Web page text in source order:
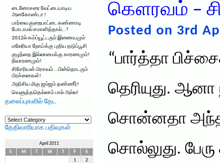
டைனோசரை வேட்டையாடிய
அனகோண்டா !
பார்வை குறைபாட்டை கண்ணாடி
போடாமல் சமாளித்தால்…?
2012ல் கம்ப்யூட்டரும் இணையமும்
மலேரியா நோய்க்கு புதிய தடுப்பூசி
குழந்தை இல்லாமைக்கு காரணமும்!
நிவாரணமும்!
சிசேரியன் பிரசவம்… பின்தொடரும்
பிரச்னைகள்!
அதிசிய மிகு ஜம்ஜம் தண்ணீர்!
வெளுத்ததெல்லாம் பால் அல்ல!
தலைப்புகளில் தேட
தலைப்புகளில்
தேட
தேதிவாரியாக பதிவுகள்
April 2011
S
M W F
S
1
2
கௌரவம் –
Posted on 3rd
“பார்த்தா
தெரியுது.
சொன்னதா
சொல்லுது. பேரு